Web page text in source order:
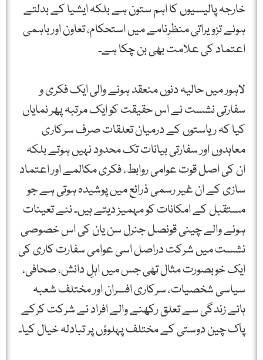
خارجہ پالیسیوں کا اہم ستون ہے بلکہ ایشیا کے بدلتے
ہوئے تزویراتی منظرنامے میں استحکام، تعاون اور باہمی
اعتماد کی علامت بھی بن چکا ہے۔
لاہور میں حالیہ دنوں منعقد ہونے والی ایک فکری و
سفارتی نشست نے اس حقیقت کو ایک مرتبہ پھر نمایاں
کیا کہ ریاستوں کے درمیان تعلقات صرف سرکاری
معاہدوں اور سفارتی بیانات تک محدود نہیں ہوتے بلکہ
ان کی اصل قوت عوامی روابط، فکری مکالمے اور اعتماد
سازی کے ان غیر رسمی ذرائع میں پوشیدہ ہوتی ہے جو
مستقبل کے امکانات کو مہمیز دیتے ہیں۔ نئے تعینات
ہونے والے چینی قونصل جنرل سن یان کی اس خصوصی
نشست میں شرکت دراصل اسی عوامی سفارت کاری کی
ایک خوبصورت مثال تھی جس میں اہلِ دانش، صحافی،
سیاسی شخصیات، سرکاری افسران اور مختلف شعبہ
ہائے زندگی سے تعلق رکھنے والے افراد نے شرکت کرکے
پاک چین دوستی کے مختلف پہلوؤں پر تبادلہ خیال کیا۔